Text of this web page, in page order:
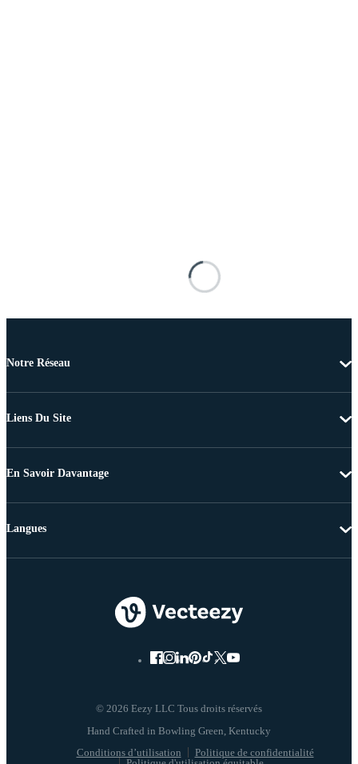
Notre Réseau
Liens Du Site
En Savoir Davantage
© 2026 Eezy LLC Tous droits réservés
Conditions d’utilisation
Politique de confidentialité
Langues